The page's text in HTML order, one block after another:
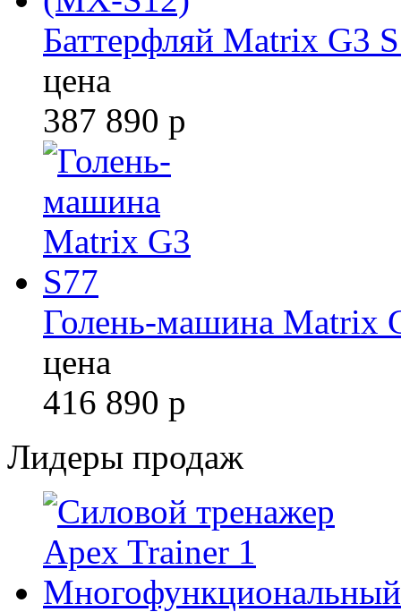
Баттерфляй Matrix G3
цена
387 890 р
Голень-машина Matrix
цена
416 890 р
Лидеры продаж